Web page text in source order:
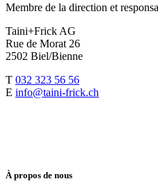
Membre de la direction et
Taini+Frick AG
Rue de Morat 26
2502 Biel/Bienne
T 032 323 56 56
E info@taini-frick.ch
À propos de nous